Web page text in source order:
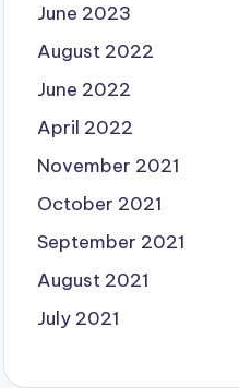
June 2023
August 2022
June 2022
April 2022
November 2021
October 2021
September 2021
August 2021
July 2021